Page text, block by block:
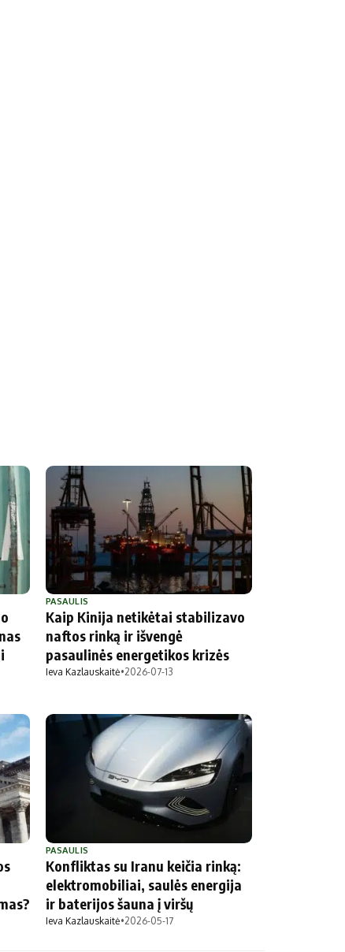
PASAULIS
Kaip Kinija netikėtai stabilizavo
naftos rinką ir išvengė
pasaulinės energetikos krizės
Ieva Kazlauskaitė•2026-07-13
PASAULIS
Konfliktas su Iranu keičia rinką:
elektromobiliai, saulės energija
ir baterijos šauna į viršų
Ieva Kazlauskaitė•2026-05-17